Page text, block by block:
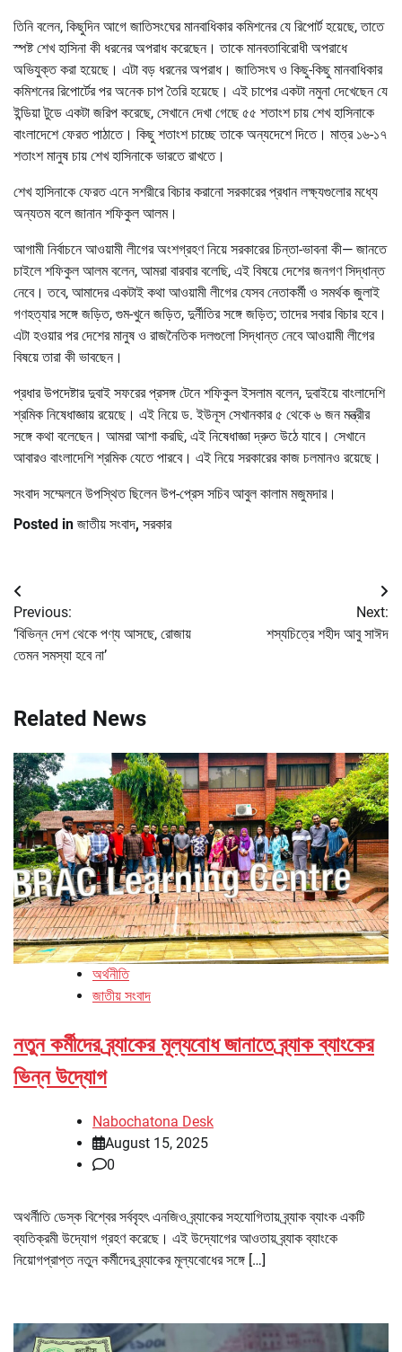
তিনি বলেন, কিছুদিন আগে জাতিসংঘের মানবাধিকার কমিশনের যে রিপোর্ট হয়েছে, তাতে
স্পষ্ট শেখ হাসিনা কী ধরনের অপরাধ করেছেন। তাকে মানবতাবিরোধী অপরাধে
অভিযুক্ত করা হয়েছে। এটা বড় ধরনের অপরাধ। জাতিসংঘ ও কিছু-কিছু মানবাধিকার
কমিশনের রিপোর্টের পর অনেক চাপ তৈরি হয়েছে। এই চাপের একটা নমুনা দেখেছেন যে
ইন্ডিয়া টুডে একটা জরিপ করেছে, সেখানে দেখা গেছে ৫৫ শতাংশ চায় শেখ হাসিনাকে
বাংলাদেশে ফেরত পাঠাতে। কিছু শতাংশ চাচ্ছে তাকে অন্যদেশে দিতে। মাত্র ১৬-১৭
শতাংশ মানুষ চায় শেখ হাসিনাকে ভারতে রাখতে।
শেখ হাসিনাকে ফেরত এনে সশরীরে বিচার করানো সরকারের প্রধান লক্ষ্যগুলোর মধ্যে
অন্যতম বলে জানান শফিকুল আলম।
আগামী নির্বাচনে আওয়ামী লীগের অংশগ্রহণ নিয়ে সরকারের চিন্তা-ভাবনা কী— জানতে
চাইলে শফিকুল আলম বলেন, আমরা বারবার বলেছি, এই বিষয়ে দেশের জনগণ সিদ্ধান্ত
নেবে। তবে, আমাদের একটাই কথা আওয়ামী লীগের যেসব নেতাকর্মী ও সমর্থক জুলাই
গণহত্যার সঙ্গে জড়িত, গুম-খুনে জড়িত, দুর্নীতির সঙ্গে জড়িত; তাদের সবার বিচার হবে।
এটা হওয়ার পর দেশের মানুষ ও রাজনৈতিক দলগুলো সিদ্ধান্ত নেবে আওয়ামী লীগের
বিষয়ে তারা কী ভাবছেন।
প্রধার উপদেষ্টার দুবাই সফরের প্রসঙ্গ টেনে শফিকুল ইসলাম বলেন, দুবাইয়ে বাংলাদেশি
শ্রমিক নিষেধাজ্ঞায় রয়েছে। এই নিয়ে ড. ইউনূস সেখানকার ৫ থেকে ৬ জন মন্ত্রীর
সঙ্গে কথা বলেছেন। আমরা আশা করছি, এই নিষেধাজ্ঞা দ্রুত উঠে যাবে। সেখানে
আবারও বাংলাদেশি শ্রমিক যেতে পারবে। এই নিয়ে সরকারের কাজ চলমানও রয়েছে।
সংবাদ সম্মেলনে উপস্থিত ছিলেন উপ-প্রেস সচিব আবুল কালাম মজুমদার।
Posted in জাতীয় সংবাদ, সরকার
Post
navigation
Previous:
‘বিভিন্ন দেশ থেকে পণ্য আসছে, রোজায়
তেমন সমস্যা হবে না’
Next:
শস্যচিত্রে শহীদ আবু সাঈদ
Related News
অর্থনীতি
জাতীয় সংবাদ
নতুন কর্মীদের ব্র্যাকের মূল্যবোধ জানাতে ব্র্যাক ব্যাংকের
ভিন্ন উদ্যোগ
Nabochatona Desk
August 15, 2025
0
অথর্নীতি ডেস্ক বিশ্বের সর্ববৃহৎ এনজিও ব্র্যাকের সহযোগিতায় ব্র্যাক ব্যাংক একটি
ব্যতিক্রমী উদ্যোগ গ্রহণ করেছে। এই উদ্যোগের আওতায় ব্র্যাক ব্যাংকে
নিয়োগপ্রাপ্ত নতুন কর্মীদের ব্র্যাকের মূল্যবোধের সঙ্গে […]